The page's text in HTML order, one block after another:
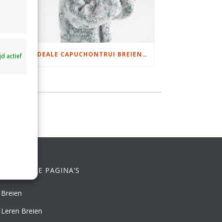
actief
DAMESJAS BREIEN VAN HEERLIJK ZACHT GAREN IDEALE CAPUCHONTRUI BREIEN VOOR THUIS OP DE BANK
PAGINA’S
Breien
Leren Breien